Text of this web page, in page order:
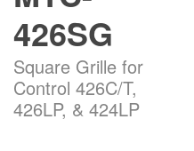
เซสชันการเรียนรู้
การฝึกอบรม
เกี่ยวกับ
426SG
Square Grille for
Control 426C/T,
426LP, & 424LP